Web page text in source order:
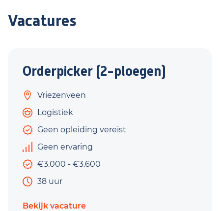
Vacatures
Orderpicker (2-ploegen)
Vriezenveen
Logistiek
Geen opleiding vereist
Geen ervaring
€3.000 - €3.600
38 uur
Bekijk vacature